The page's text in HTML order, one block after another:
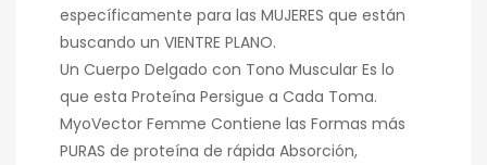
específicamente para las MUJERES que están
buscando un VIENTRE PLANO.
Un Cuerpo Delgado con Tono Muscular Es lo
que esta Proteína Persigue a Cada Toma.
MyoVector Femme Contiene las Formas más
PURAS de proteína de rápida Absorción,